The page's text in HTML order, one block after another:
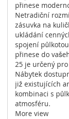
přinese
Netradiční
zásuvka na
ukládání
spojení
přinese do
25 je určený
Nábytek
již existujících
kombinaci s
atmosféru.
More view